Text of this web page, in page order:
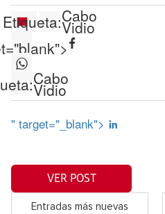
Etiqueta:Cabo
Vidio
Cabo
Vidio
" target="_blank">
VER POST
Entradas más nuevas